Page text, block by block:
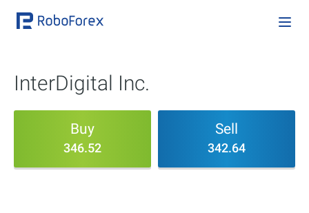
InterDigital Inc.
Buy
346.52
Sell
342.64